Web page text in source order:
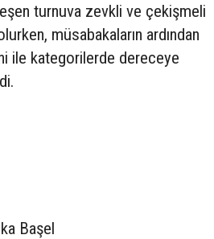
turnuva zevkli ve çekişmeli
müsabakaların ardından
ile kategorilerde dereceye
Başel